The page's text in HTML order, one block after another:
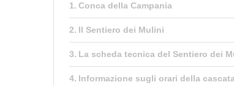
Conca della Campania
Il Sentiero dei Mulini
La scheda tecnica del Sentiero dei
Informazione sugli orari della